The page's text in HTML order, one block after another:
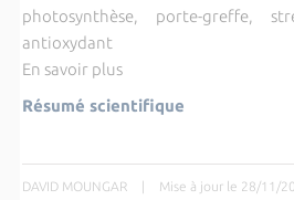
photosynthèse, porte-greffe,
antioxydant
En savoir plus
Résumé scientifique
DAVID MOUNGAR | Mise à jour le 28/11/